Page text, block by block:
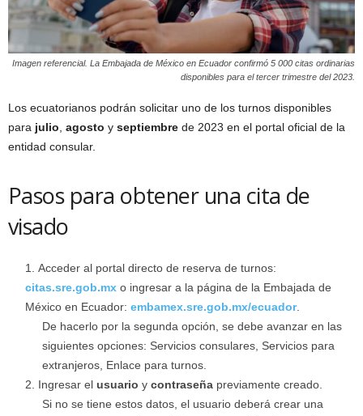
Imagen referencial. La Embajada de México en Ecuador confirmó 5 000 citas ordinarias
disponibles para el tercer trimestre del 2023.
Los ecuatorianos podrán solicitar uno de los turnos disponibles
para julio agosto y septiembre de 2023 en el portal oficial de la
entidad consular.
Pasos para obtener una cita de
visado
Acceder al portal directo de reserva de turnos:
citas.sre.gob.mx o ingresar a la página de la Embajada de
México en Ecuador: embamex.sre.gob.mx/ecuador.
De hacerlo por la segunda opción, se debe avanzar en las
siguientes opciones: Servicios consulares, Servicios para
extranjeros, Enlace para turnos.
Ingresar el usuario y contraseña previamente creado.
Si no se tiene estos datos, el usuario deberá crear una